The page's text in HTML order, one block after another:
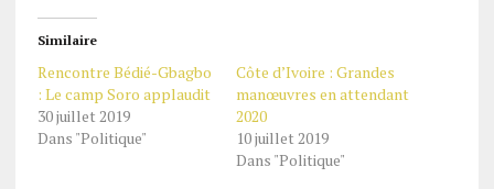
Similaire
Rencontre Bédié-Gbagbo
: Le camp Soro applaudit
30 juillet 2019
Dans "Politique"
Côte d’Ivoire : Grandes
manœuvres en attendant
2020
10 juillet 2019
Dans "Politique"